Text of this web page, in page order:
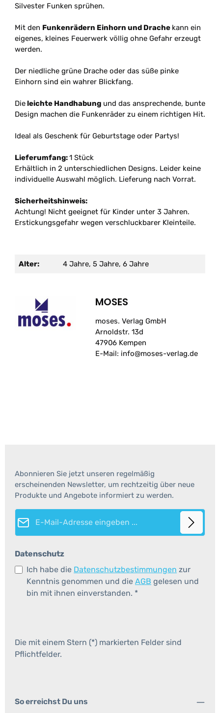
Silvester Funken sprühen.
Mit den Funkenrädern Einhorn und Drache kann ein
eigenes, kleines Feuerwerk völlig ohne Gefahr erzeugt
werden.
Der niedliche grüne Drache oder das süße pinke
Einhorn sind ein wahrer Blickfang.
Dieleichte Handhabung und das ansprechende, bunte
Design machen die Funkenräder zu einem richtigen Hit.
Ideal als Geschenk für Geburtstage oder Partys!
Lieferumfang:1 Stück
Erhältlich in 2 unterschiedlichen Designs. Leider keine
individuelle Auswahl möglich. Lieferung nach Vorrat.
Sicherheitshinweis:
Achtung! Nicht geeignet für Kinder unter 3 Jahren.
Erstickungsgefahr wegen verschluckbarer Kleinteile.
Alter: 4 Jahre, 5 Jahre, 6 Jahre
MOSES
moses. Verlag GmbH
Arnoldstr. 13d
47906 Kempen
E-Mail: info@moses-verlag.de
Abonnieren Sie jetzt unseren regelmäßig
erscheinenden Newsletter, um rechtzeitig über neue
Produkte und Angebote informiert zu werden.
E-Mail-Adresse*
Datenschutz
Ich habe die Datenschutzbestimmungen zur
Kenntnis genommen und die AGB gelesen und
bin mit ihnen einverstanden. *
Die mit einem Stern (*) markierten Felder sind
Pflichtfelder.
So erreichst Du uns